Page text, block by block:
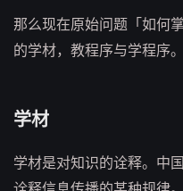
那么现在原始问题「如何
的学材，教程序与学程序。
学材
学材是对知识的诠释。中